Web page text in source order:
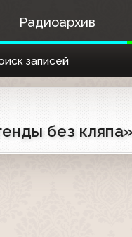
Радиоархив
записей
без